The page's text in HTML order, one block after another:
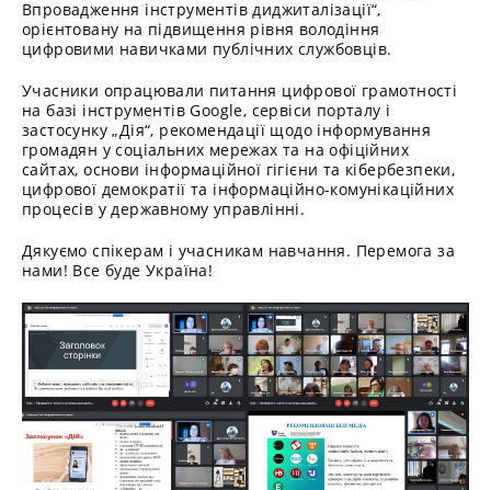
Впровадження інструментів диджиталізації“,
орієнтовану на підвищення рівня володіння
цифровими навичками публічних службовців.
Учасники опрацювали питання цифрової грамотності
на базі інструментів Googlе, сервіси порталу і
застосунку „Дія“, рекомендації щодо інформування
громадян у соціальних мережах та на офіційних
сайтах, основи інформаційної гігієни та кібербезпеки,
цифрової демократії та інформаційно-комунікаційних
процесів у державному управлінні.
Дякуємо спікерам і учасникам навчання. Перемога за
нами! Все буде Україна!